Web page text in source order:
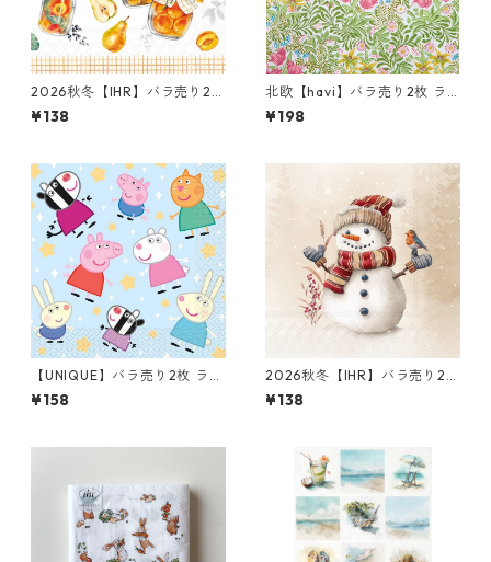
2026秋冬【IHR】バラ売り2枚
ランチサイズ ペーパーナプキ
ン Preserving Fruits ホワイ
¥138
北欧【havi】バラ売り2枚 ラ
ンチサイズ ペーパーナプキン
Bower グリーン William Mor
¥198
【UNIQUE】バラ売り2枚 ラン
チサイズ ペーパーナプキン Pe
ppa Pig ブルー ペッパピッグ
¥158
2026秋冬【IHR】バラ売り2枚
ランチサイズ ペーパーナプキ
ン Oscar the Snowman クリ
¥138